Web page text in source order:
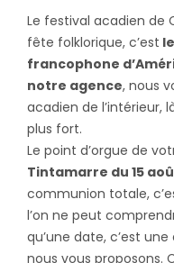
Le festival acadien de
fête folklorique, c’est
francophone
notre agence, nous
acadien de l’intérieur,
plus fort.
Le point d’orgue de
Tintamarre du 15
communion totale,
l’on ne peut
qu’une date, c’est
nous vous proposons.